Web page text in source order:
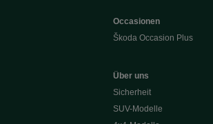
Occasionen
Škoda Occasion Plus
Über uns
Sicherheit
SUV-Modelle